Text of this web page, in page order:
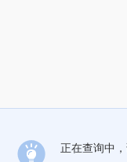
正在查询中